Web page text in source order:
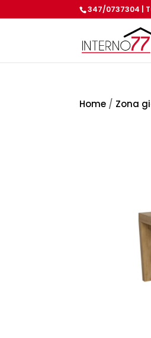
347/0737304 |
Home / Zona